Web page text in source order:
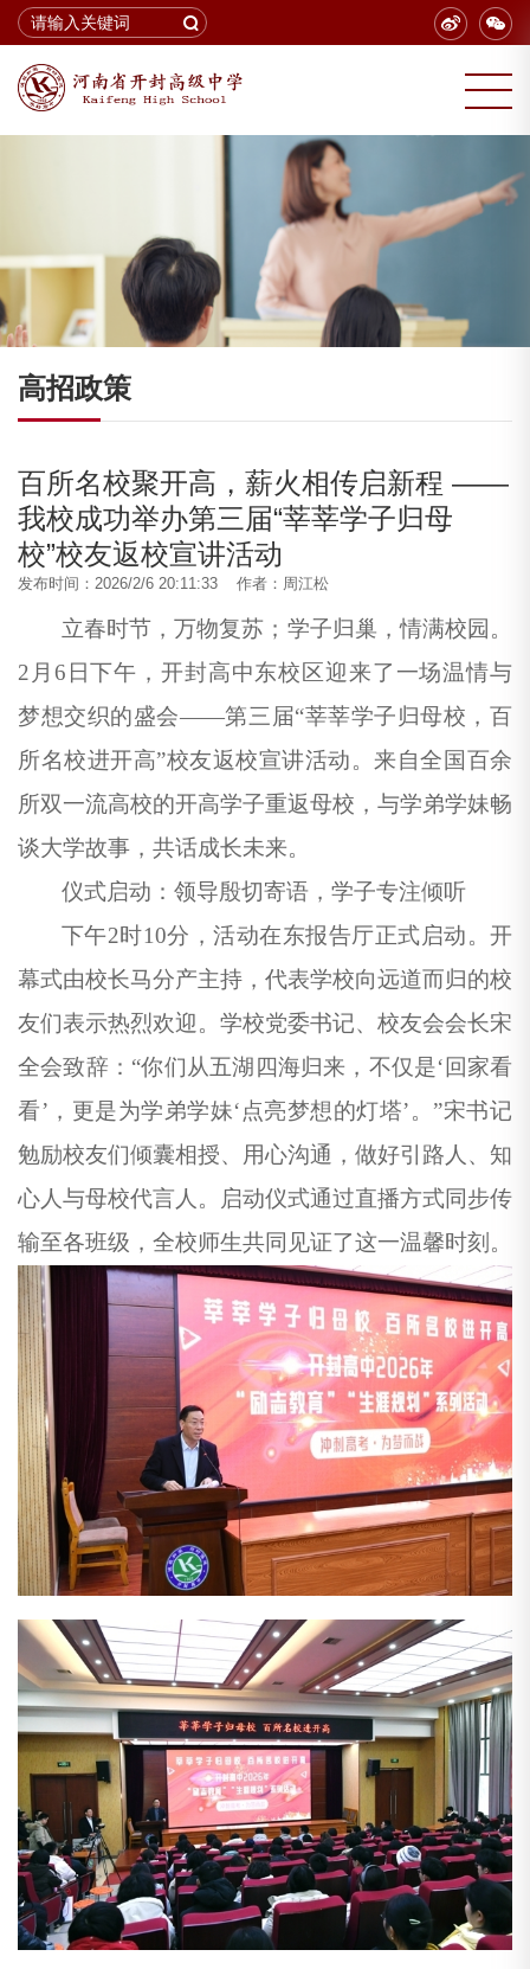
高招政策
百所名校聚开高，薪火相传启新程 ——
我校成功举办第三届“莘莘学子归母
校”校友返校宣讲活动
发布时间：2026/2/6 20:11:33 作者：周江松
立春时节，万物复苏；学子归巢，情满校园。
2月6日下午，开封高中东校区迎来了一场温情与
梦想交织的盛会——第三届“莘莘学子归母校，百
所名校进开高”校友返校宣讲活动。来自全国百余
所双一流高校的开高学子重返母校，与学弟学妹畅
谈大学故事，共话成长未来。
仪式启动：领导殷切寄语，学子专注倾听
下午2时10分，活动在东报告厅正式启动。开
幕式由校长马分产主持，代表学校向远道而归的校
友们表示热烈欢迎。 学校党委书记、校友会会长宋
全会致辞： “你们从五湖四海归来，不仅是‘回家看
看’，更是为学弟学妹‘点亮梦想的灯塔’。”宋书记
勉励校友们倾囊相授、用心沟通，做好引路人、知
心人与母校代言人。启动仪式通过直播方式同步传
输至各班级，全校师生共同见证了这一温馨时刻。